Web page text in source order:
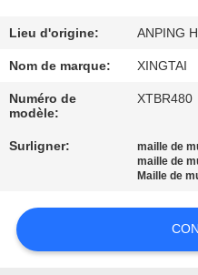
CONTRÔLE
DE
QUALITÉ
CONTACTEZ-
DEMANDEZ
Lieu d'origine: ANPING
Nom de marque: XINGTAI
Numéro de
modèle:
XTBR480
Surligner: maille de
maille de
Maille de